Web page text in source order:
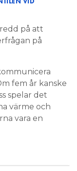
på att
på
fem år kanske
spelar det
värme och
vara en